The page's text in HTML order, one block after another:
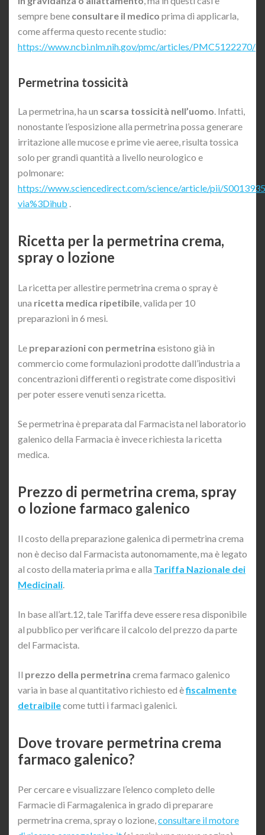
sempre bene consultare il medico prima di applicarla,
come afferma questo recente studio:
https://www.ncbi.nlm.nih.gov/pmc/articles/PMC5122270/
Permetrina tossicità
La permetrina, ha un scarsa tossicità nell’uomo. Infatti,
nonostante l’esposizione alla permetrina possa generare
irritazione alle mucose e prime vie aeree, risulta tossica
solo per grandi quantità a livello neurologico e
polmonare:
https://www.sciencedirect.com/science/article/pii/
via%3Dihub .
Ricetta per la permetrina crema,
spray o lozione
La ricetta per allestire permetrina crema o spray è
una ricetta medica ripetibile, valida per 10
preparazioni in 6 mesi.
Le preparazioni con permetrina esistono già in
commercio come formulazioni prodotte dall’industria a
concentrazioni differenti o registrate come dispositivi
per poter essere venuti senza ricetta.
Se permetrina è preparata dal Farmacista nel laboratorio
galenico della Farmacia è invece richiesta la ricetta
medica.
Prezzo di permetrina crema, spray
o lozione farmaco galenico
Il costo della preparazione galenica di permetrina crema
non è deciso dal Farmacista autonomamente, ma è legato
al costo della materia prima e alla Tariffa Nazionale dei
Medicinali.
In base all’art.12, tale Tariffa deve essere resa disponibile
al pubblico per verificare il calcolo del prezzo da parte
del Farmacista.
Il prezzo della permetrina crema farmaco galenico
varia in base al quantitativo richiesto ed èfiscalmente
detraibilecome tutti i farmaci galenici.
Dove trovare permetrina crema
farmaco galenico?
Per cercare e visualizzare l’elenco completo delle
Farmacie di Farmagalenica in grado di preparare
permetrina crema, spray o lozione,consultare il motore